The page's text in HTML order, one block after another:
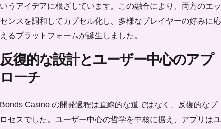
いうアイデアに根ざしています。この融合により、両方のエッ
センスを調和してカプセル化し、多様なプレイヤーの好みに応
えるプラットフォームが誕生しました。
反復的な設計とユーザー中心のアプ
ローチ
Bonds Casino の開発過程は直線的な道ではなく、反復的なプ
ロセスでした。ユーザー中心の哲学を中核に据え、アプリはユ